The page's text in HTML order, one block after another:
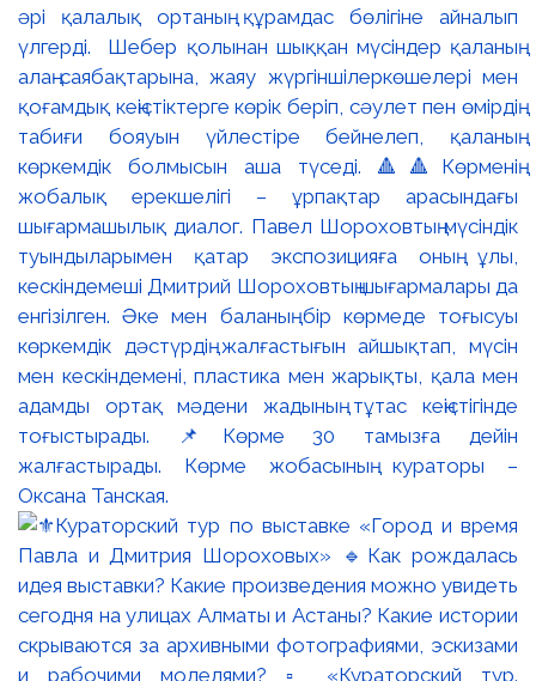
әрі қалалық ортаның құрамдас бөлігіне айналып
үлгерді. Шебер қолынан шыққан мүсіндер қаланың
алаң-саябақтарына, жаяу жүргіншілеркөшелері мен
қоғамдық кеңістіктерге көрік беріп, сәулет пен өмірдің
табиғи бояуын үйлестіре бейнелеп, қаланың
көркемдік болмысын аша түседі. 🔺🔺Көрменің
жобалық ерекшелігі – ұрпақтар арасындағы
шығармашылық диалог. Павел Шороховтың мүсіндік
туындыларымен қатар экспозицияға оның ұлы,
кескіндемеші Дмитрий Шороховтың шығармалары да
енгізілген. Әке мен баланың бір көрмеде тоғысуы
көркемдік дәстүрдің жалғастығын айшықтап, мүсін
мен кескіндемені, пластика мен жарықты, қала мен
адамды ортақ мәдени жадының тұтас кеңістігінде
тоғыстырады. 📌Көрме 30 тамызға дейін
жалғастырады. Көрме жобасының кураторы –
Оксана Танская.